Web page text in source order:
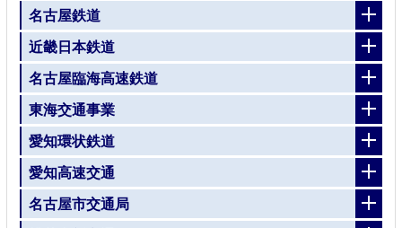
名古屋鉄道
近畿日本鉄道
名古屋臨海高速鉄道
東海交通事業
愛知環状鉄道
愛知高速交通
名古屋市交通局